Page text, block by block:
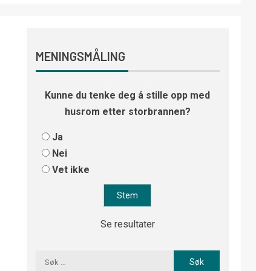
MENINGSMÅLING
Kunne du tenke deg å stille opp med
husrom etter storbrannen?
Ja
Nei
Vet ikke
Se resultater